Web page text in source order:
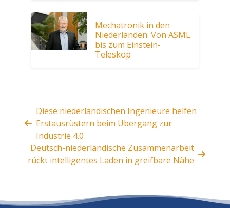
Mechatronik in den
Niederlanden: Von ASML
bis zum Einstein-
Teleskop
Diese niederländischen Ingenieure helfen
Erstausrüstern beim Übergang zur
Industrie 4.0
Deutsch-niederländische Zusammenarbeit
rückt intelligentes Laden in greifbare Nähe